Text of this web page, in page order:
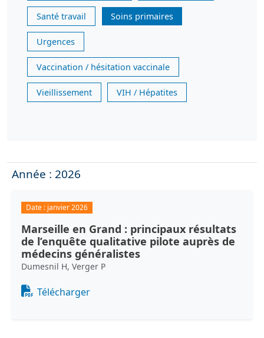
Santé travail Soins primaires
Urgences
Vaccination / hésitation vaccinale
Vieillissement VIH / Hépatites
Année : 2026
Date : janvier 2026
Marseille en Grand : principaux résultats
de l’enquête qualitative pilote auprès de
médecins généralistes
Dumesnil H, Verger P
Document
Télécharger